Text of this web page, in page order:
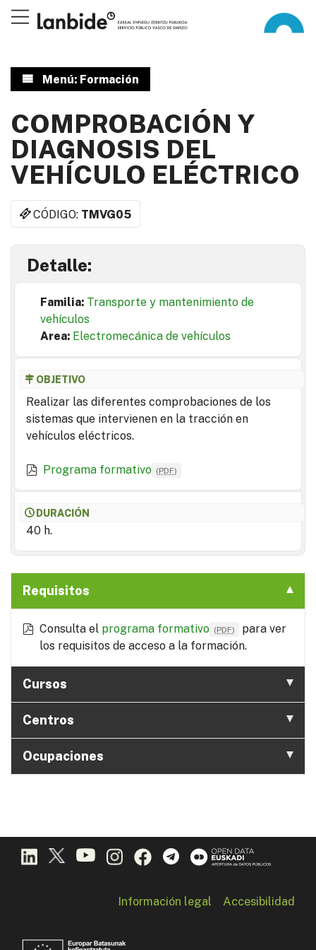
Menú: Formación
COMPROBACIÓN Y
DIAGNOSIS DEL
VEHÍCULO ELÉCTRICO
CÓDIGO: TMVG05
Detalle:
Familia: Transporte y mantenimiento de
vehículos
Area: Electromecánica de vehículos
OBJETIVO
Realizar las diferentes comprobaciones de los
sistemas que intervienen en la tracción en
vehículos eléctricos.
Programa formativo (PDF)
DURACIÓN
40 h.
Requisitos
Consulta el programa formativo (PDF)
para ver
los requisitos de acceso a la formación.
Cursos
Centros
Ocupaciones
Información legal Accesibilidad